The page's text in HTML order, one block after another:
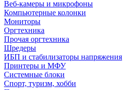
Веб-камеры и микрофоны
Компьютерные колонки
Мониторы
Оргтехника
Прочая оргтехника
Шредеры
ИБП и стабилизаторы напряжения
Принтеры и МФУ
Системные блоки
Спорт, туризм, хобби